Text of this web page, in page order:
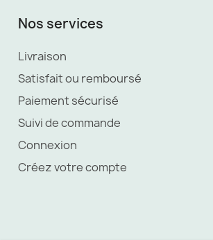
Nos services
Livraison
Satisfait ou remboursé
Paiement sécurisé
Suivi de commande
Connexion
Créez votre compte